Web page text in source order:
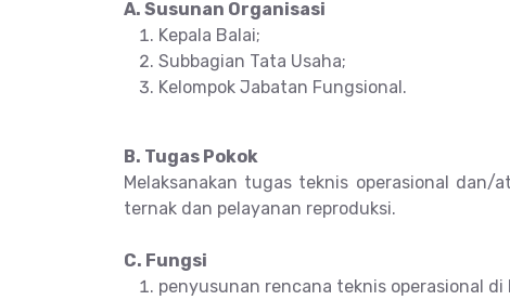
A. Susunan Organisasi
Kepala Balai;
Subbagian Tata Usaha;
Kelompok Jabatan Fungsional.
B. Tugas Pokok
Melaksanakan tugas teknis operasional
ternak dan pelayanan reproduksi.
C. Fungsi
penyusunan rencana teknis operasional